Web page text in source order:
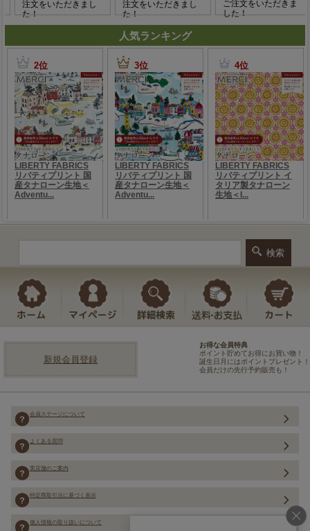
人気ランキング
新規会員登録
お得な会員特典
ポイント貯めてお得にお買い物！
誕生日月にはポイントプレゼント！
会員だけの先行予約販売も！
会員ステージについて
よくある質問
実店舗のご案内
特定商取引法に基づく表示
個人情報の取り扱いについて